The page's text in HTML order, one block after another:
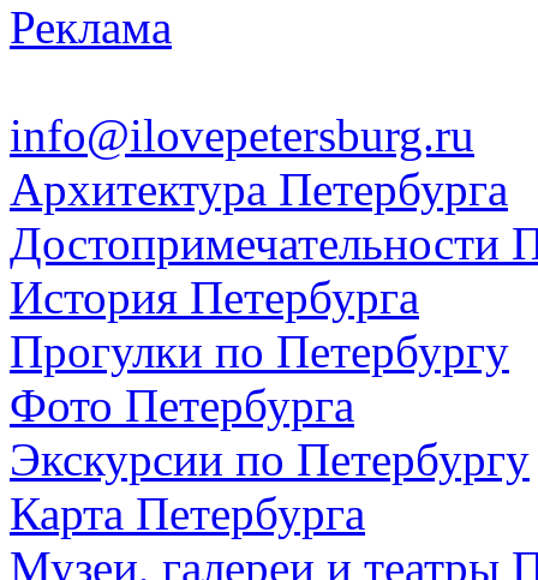
Реклама
info@ilovepetersburg.ru
Архитектура Петербурга
Достопримечательности
История Петербурга
Прогулки по Петербургу
Фото Петербурга
Экскурсии по Петербургу
Карта Петербурга
Музеи, галереи и театры